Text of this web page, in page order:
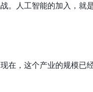
。人工智能的加入，就
，这个产业的规模已